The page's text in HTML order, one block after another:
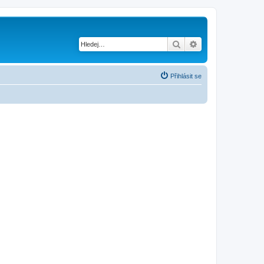
Hledat
Přihlásit se